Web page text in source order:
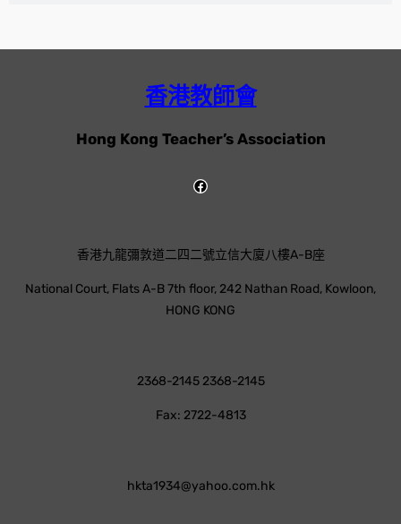
香港教師會
Hong Kong Teacher’s Association
香港九龍彌敦道二四二號立信大廈八樓A-B座
National Court, Flats A-B 7th floor, 242 Nathan Road, Kowloon,
HONG KONG
2368-2145 2368-2145
Fax: 2722-4813
hkta1934@yahoo.com.hk